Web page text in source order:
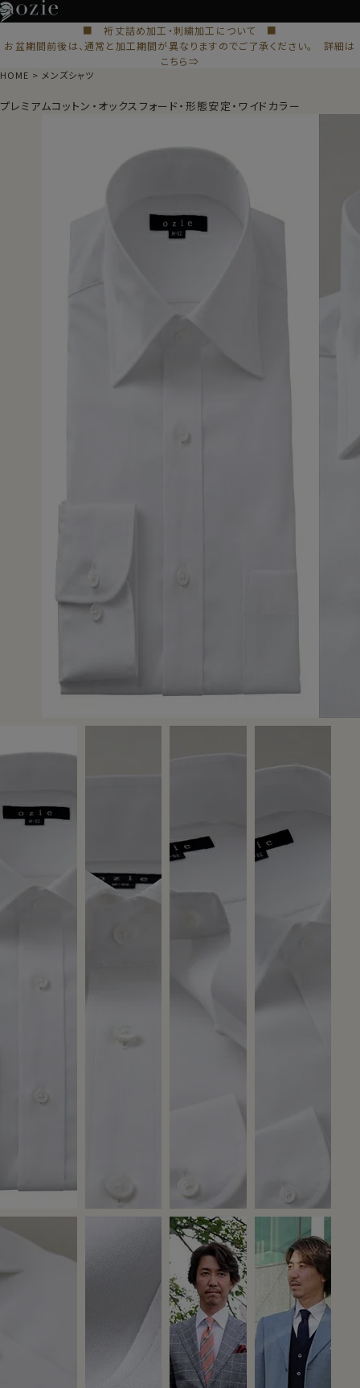
■ 裄丈詰め加工・刺繍加工について ■
お盆期間前後は、通常と加工期間が異なりますのでご了承ください。 詳細は
こちら⇒
HOME メンズシャツ
プレミアムコットン・オックスフォード・形態安定・ワイドカラー